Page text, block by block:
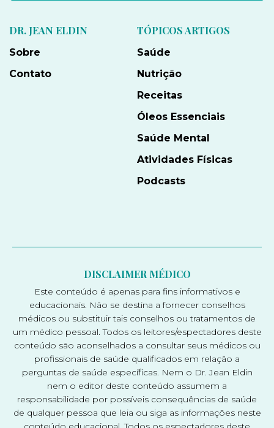
DR. JEAN ELDIN
Sobre
Contato
TÓPICOS ARTIGOS
Saúde
Nutrição
Receitas
Óleos Essenciais
Saúde Mental
Atividades Físicas
Podcasts
DISCLAIMER MÉDICO
Este conteúdo é apenas para fins informativos e
educacionais. Não se destina a fornecer conselhos
médicos ou substituir tais conselhos ou tratamentos de
um médico pessoal. Todos os leitores/espectadores deste
conteúdo são aconselhados a consultar seus médicos ou
profissionais de saúde qualificados em relação a
perguntas de saúde específicas. Nem o Dr. Jean Eldin
nem o editor deste conteúdo assumem a
responsabilidade por possíveis consequências de saúde
de qualquer pessoa que leia ou siga as informações neste